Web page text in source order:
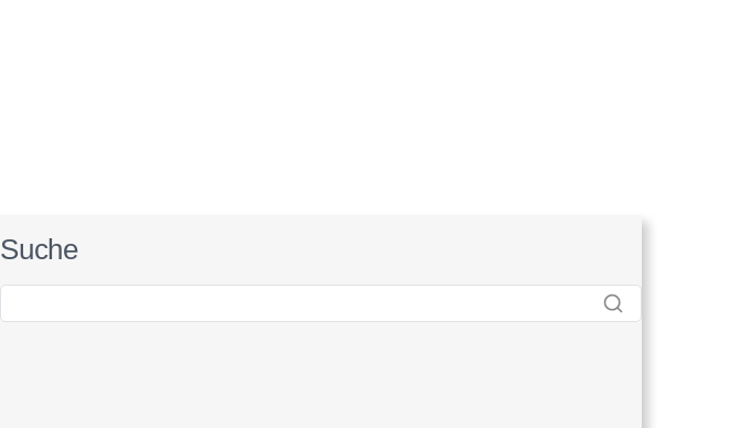
Suche